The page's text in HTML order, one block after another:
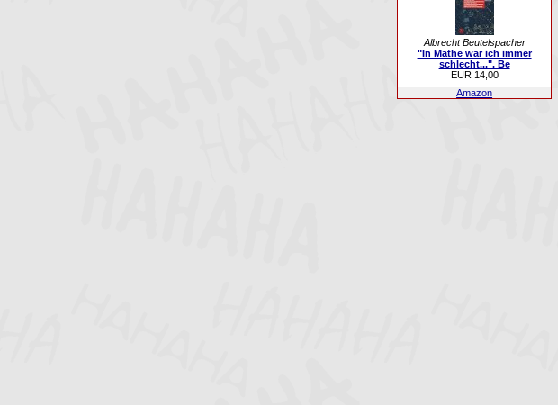
Albrecht Beutelspacher
"In Mathe war ich immer
schlecht...". Be
EUR 14,00
Amazon